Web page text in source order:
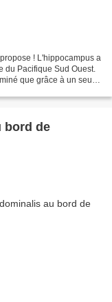
! L'hippocampus a
du Pacifique Sud Ouest.
que grâce à un seul
bord de